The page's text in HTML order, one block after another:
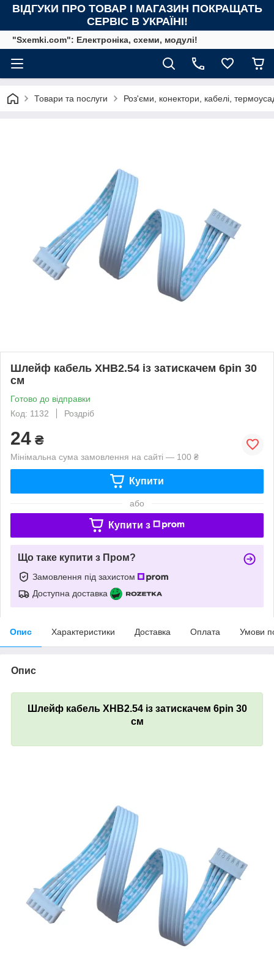
ВІДГУКИ ПРО ТОВАР І МАГАЗИН ПОКРАЩАТЬ
СЕРВІС В УКРАЇНІ!
"Sxemki.com": Електроніка, схеми, модулі!
Товари та послуги Роз'єми, конектори, кабелі,
Шлейф кабель XHB2.54 із затискачем 6pin 30
см
Готово до відправки
Код: 1132
Роздріб
24 ₴
Мінімальна сума замовлення на сайті — 100 ₴
Купити
або
Купити з
Що таке купити з Пром?
Замовлення під захистом
Доступна доставка
Опис Характеристики Доставка Оплата Умови
Опис
Шлейф кабель XHB2.54 із затискачем 6pin 30
см